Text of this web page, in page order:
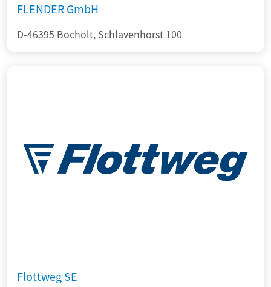
FLENDER GmbH
D-46395 Bocholt, Schlavenhorst 100
Flottweg SE